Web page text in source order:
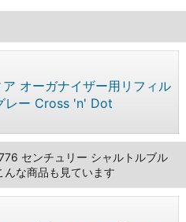
オーガナイザー用リフィル
レー Cross 'n' Dot
センチュリー シャルトルブル
な商品も見ています